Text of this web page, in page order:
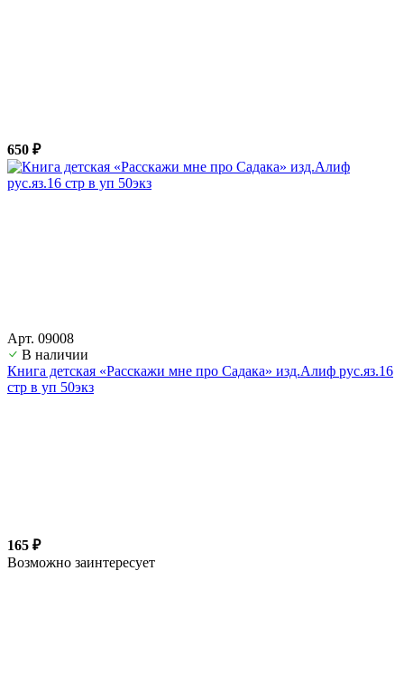
650 ₽
Арт. 09008
В наличии
Книга детская «Расскажи мне про Садака» изд.Алиф рус.яз.16
стр в уп 50экз
165 ₽
Возможно заинтересует